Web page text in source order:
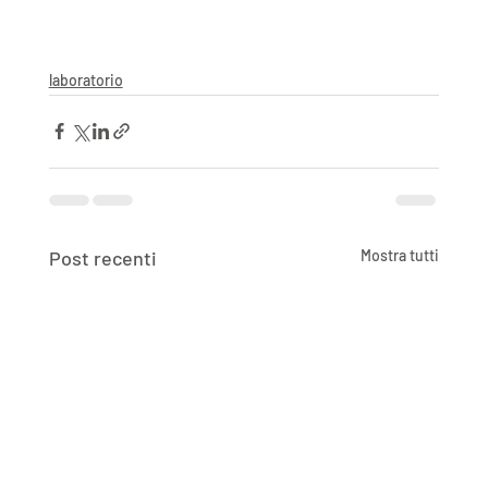
laboratorio
Post recenti Mostra tutti